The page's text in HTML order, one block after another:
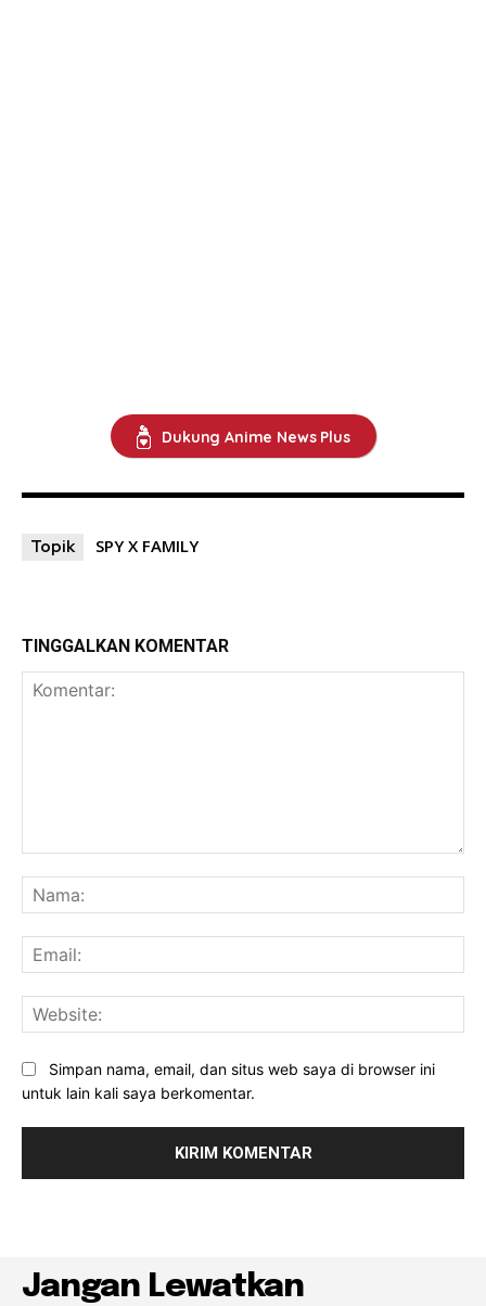
Dukung Anime News Plus
Topik SPY X FAMILY
TINGGALKAN KOMENTAR
Simpan nama, email, dan situs web saya di browser ini
untuk lain kali saya berkomentar.
Jangan Lewatkan